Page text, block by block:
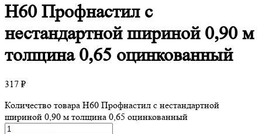
Н60Профнастил с
нестандартной шириной 0,90 м
толщина 0,65 оцинкованный
317 ₽
Количество товара Н60 Профнастил с нестандартной
шириной 0,90 м толщина 0,65 оцинкованный